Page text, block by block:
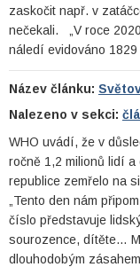
zaskočit např. v
nečekali. „V roce
náledí evidováno
Název článku:
Nalezeno v sekci:
WHO uvádí, že v
ročně 1,2 milionů lidí
republice zemřelo na
„Tento den nám
číslo představuje
sourozence, dítěte…
dlouhodobým